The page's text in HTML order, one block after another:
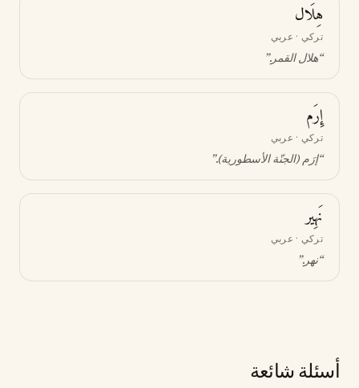
هِلَال
تركي · عربي
“هلال القمر.”
إِرَم
تركي · عربي
“إرَم (الجنّة الأسطورية).”
نَهِير
تركي · عربي
“نهر.”
أسئلة شائعة